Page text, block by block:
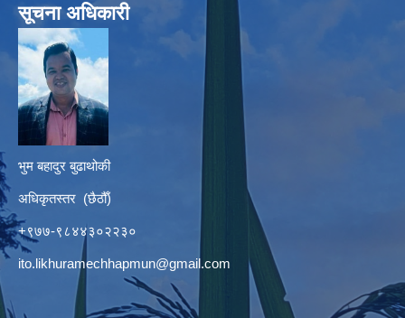
सूचना अधिकारी
भुम बहादुर बुढाथोकी
अधिकृतस्तर (छैठौँ)
+९७७-९८४४३०२२३०
ito.likhuramechhapmun@gmail.com